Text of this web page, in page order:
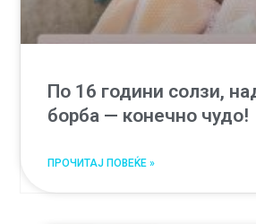
По 16 години солзи,
борба — конечно чудо!
ПРОЧИТАЈ ПОВЕЌЕ »